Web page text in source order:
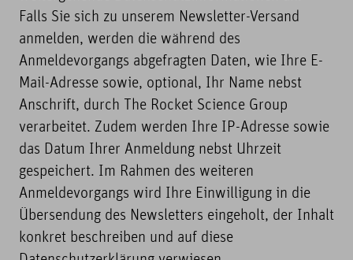
Falls Sie sich zu unserem Newsletter-Versand
anmelden, werden die während des
Anmeldevorgangs abgefragten Daten, wie Ihre E-
Mail-Adresse sowie, optional, Ihr Name nebst
Anschrift, durch The Rocket Science Group
verarbeitet. Zudem werden Ihre IP-Adresse sowie
das Datum Ihrer Anmeldung nebst Uhrzeit
gespeichert. Im Rahmen des weiteren
Anmeldevorgangs wird Ihre Einwilligung in die
Übersendung des Newsletters eingeholt, der Inhalt
konkret beschreiben und auf diese